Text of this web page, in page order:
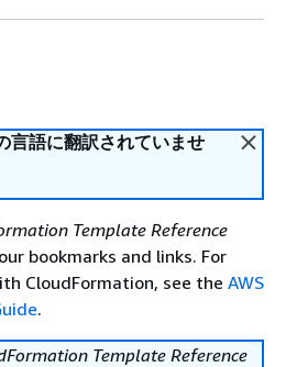
言語に翻訳されていませ
Template Reference
bookmarks and links. For
CloudFormation, see the AWS
.
Template Reference